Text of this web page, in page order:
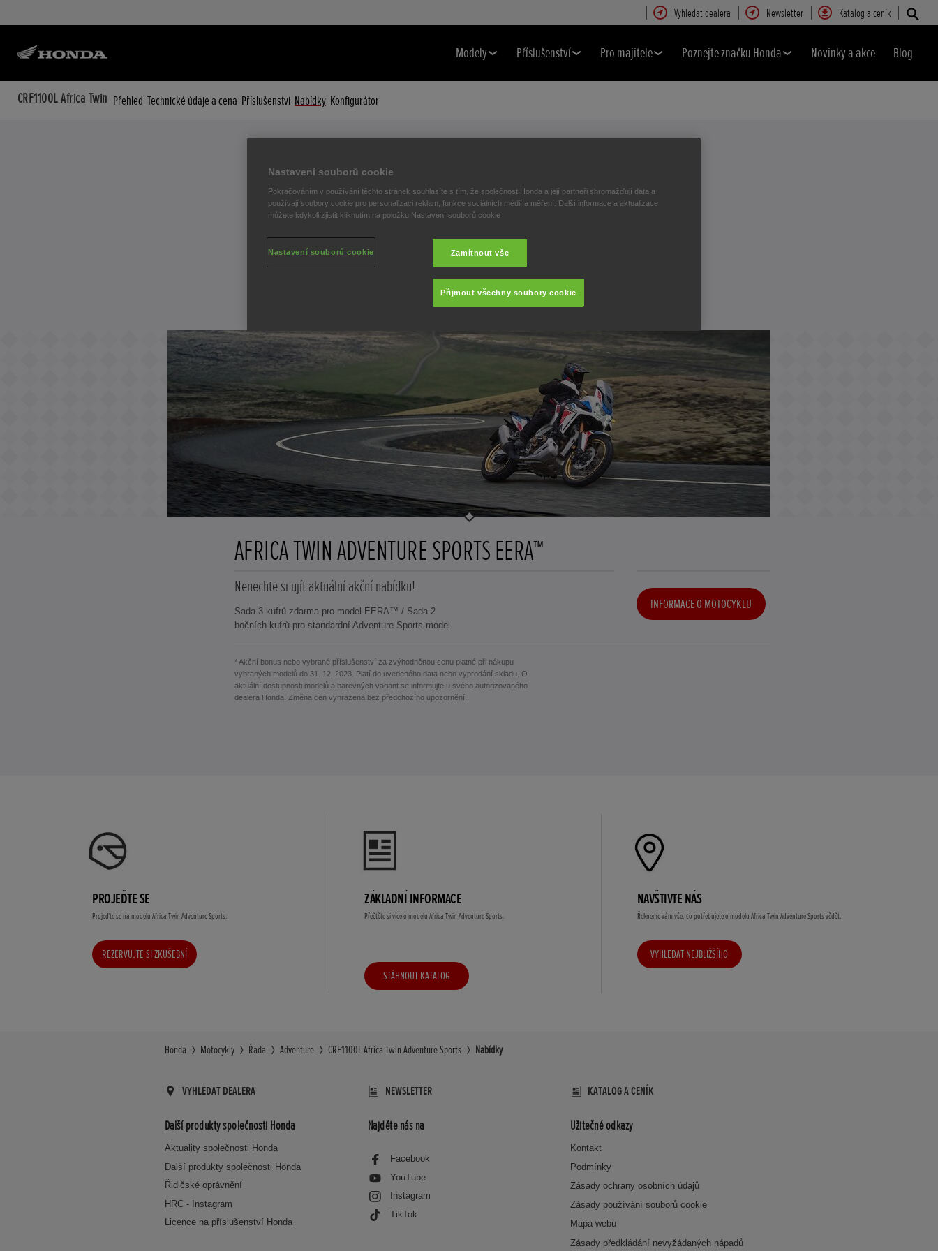
Vyhledat dealera Newsletter Katalog a ceník
Modely Příslušenství Pro majitele Poznejte značku Honda Novinky a akce Blog
CRF1100L Africa Twin Přehled Technické údaje a cena Příslušenství Nabídky Konfigurátor
CRF1100L Africa Twin Adventure Sports
VŠECHNY NABÍDKY PRO MODEL
CRF1100L AFRICA TWIN ADVENTURE
SPORTS
AFRICA TWIN ADVENTURE SPORTS EERA™
Nenechte si ujít aktuální akční nabídku!
Sada 3 kufrů zdarma pro model EERA™ / Sada 2
bočních kufrů pro standardní Adventure Sports model
INFORMACE O MOTOCYKLU
* Akční bonus nebo vybrané příslušenství za zvýhodněnou cenu platné při nákupu
vybraných modelů do 31. 12. 2023. Platí do uvedeného data nebo vyprodání skladu. O
aktuální dostupnosti modelů a barevných variant se informujte u svého autorizovaného
dealera Honda. Změna cen vyhrazena bez předchozího upozornění.
PROJEĎTE SE
Projeďte se na modelu Africa Twin Adventure Sports.
REZERVUJTE SI ZKUŠEBNÍ
ZÁKLADNÍ INFORMACE
Přečtěte si více o modelu Africa Twin Adventure Sports.
STÁHNOUT KATALOG
NAVŠTIVTE NÁS
Řekneme vám vše, co potřebujete o modelu Africa Twin Adventure Sports vědět.
VYHLEDAT NEJBLIŽŠÍHO
Honda Motocykly Řada Adventure CRF1100L Africa Twin Adventure Sports Nabídky
VYHLEDAT DEALERA NEWSLETTER KATALOG A CENÍK
Další produkty společnosti Honda
Aktuality společnosti Honda
Další produkty společnosti Honda
Řidičské oprávnění
HRC - Instagram
Licence na příslušenství Honda
Najděte nás na
Facebook
YouTube
Instagram
TikTok
Užitečné odkazy
Kontakt
Podmínky
Zásady ochrany osobních údajů
Zásady používání souborů cookie
Mapa webu
Zásady předkládání nevyžádaných nápadů
Nastavení souborů cookie
Pokračováním v používání těchto stránek souhlasíte s tím, že společnost Honda a její partneři shromažďují data a
používají soubory cookie pro personalizaci reklam, funkce sociálních médií a měření. Další informace a aktualizace
můžete kdykoli zjistit kliknutím na položku Nastavení souborů cookie
Zamítnout vše
Přijmout všechny soubory cookie
Nastavení souborů cookie